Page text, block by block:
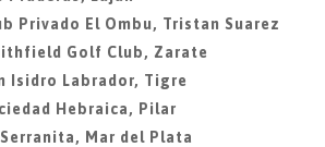
Privado El Ombu, Tristan Suarez
Golf Club, Zarate
Isidro Labrador, Tigre
Hebraica, Pilar
Serranita, Mar del Plata